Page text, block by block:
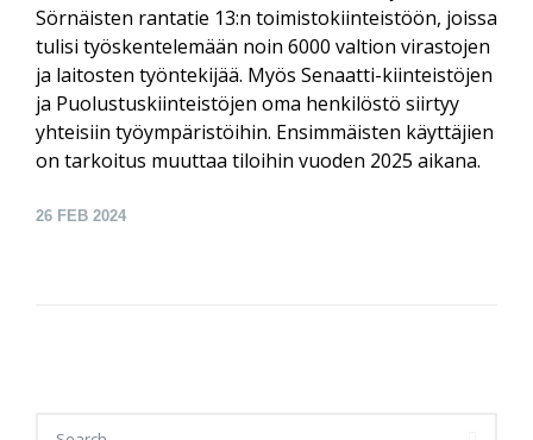
Sörnäisten rantatie 13:n toimistokiinteistöön, joissa
tulisi työskentelemään noin 6000 valtion virastojen
ja laitosten työntekijää. Myös Senaatti-kiinteistöjen
ja Puolustuskiinteistöjen oma henkilöstö siirtyy
yhteisiin työympäristöihin. Ensimmäisten käyttäjien
on tarkoitus muuttaa tiloihin vuoden 2025 aikana.
26 FEB 2024